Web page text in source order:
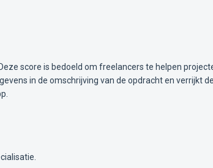
score is bedoeld om freelancers te helpen
in de omschrijving van de opdracht en verrijkt